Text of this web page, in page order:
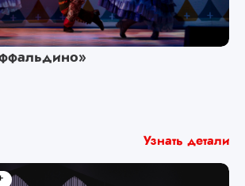
Узнать детали